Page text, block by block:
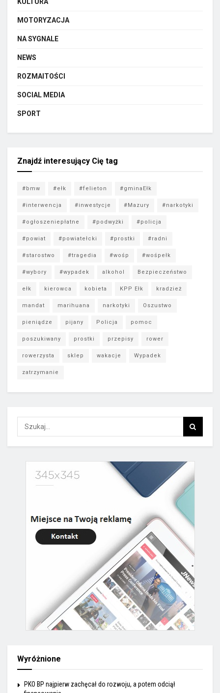
MOTORYZACJA
NA SYGNALE
NEWS
ROZMAITOŚCI
SOCIAL MEDIA
SPORT
Znajdź interesujący Cię tag
#bmw #ełk #felieton #gminaEłk
#interwencja #inwestycje #Mazury #narkotyki
#ogłoszeniepłatne #podwyżki #policja
#powiat #powiatełcki #prostki #radni
#starostwo #tragedia #wośp #wośpełk
#wybory #wypadek alkohol Bezpieczeństwo
ełk kierowca kobieta KPP Ełk kradzież
mandat marihuana narkotyki Oszustwo
pieniądze pijany Policja pomoc
poszukiwany prostki przepisy rower
rowerzysta sklep wakacje Wypadek
zatrzymanie
Wyróżnione
PKO BP najpierw zachęcał do rozwoju, a potem odciął